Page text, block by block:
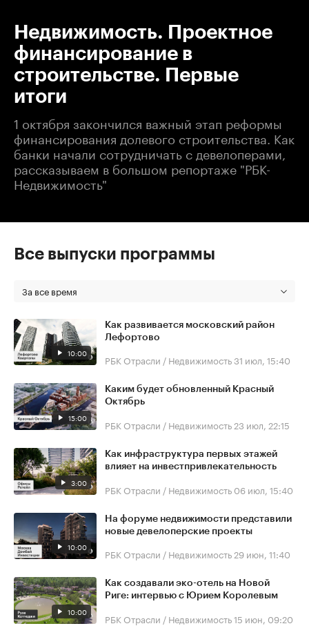
Недвижимость. Проектное
финансирование в
строительстве. Первые
итоги
1 октября закончился важный этап реформы
финансирования долевого строительства. Как
банки начали сотрудничать с девелоперами,
рассказываем в большом репортаже "РБК-
Недвижимость"
Все выпуски программы
За все время
10:00
Как развивается московский район
Лефортово
РБК Отрасли / Недвижимость31 июл, 15:40
15:00
Каким будет обновленный Красный
Октябрь
РБК Отрасли / Недвижимость 23 июл, 22:15
3:00
Как инфраструктура первых этажей
влияет на инвестпривлекательность
РБК Отрасли / Недвижимость 06 июл, 15:40
10:00
На форуме недвижимости представили
новые девелоперские проекты
РБК Отрасли / Недвижимость 29 июн, 11:40
10:00
Как создавали эко-отель на Новой
Риге: интервью с Юрием Королевым
РБК Отрасли / Недвижимость15 июн, 09:20